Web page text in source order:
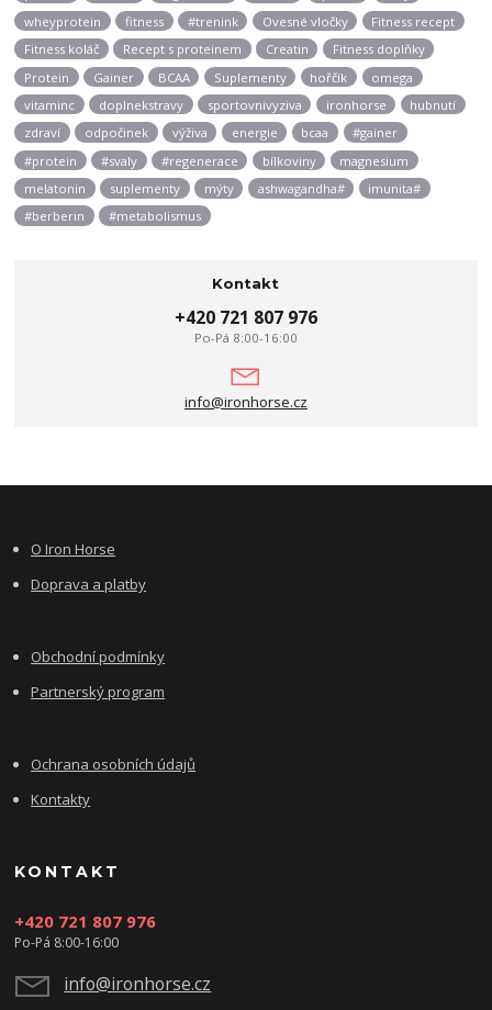
wheyprotein
fitness #trenink Ovesné vločky
Fitness recept
Fitness koláč
Recept s proteinem Creatin
Fitness doplňky
Protein
Gainer BCAA Suplementy hořčík
omega
vitaminc
doplnekstravy sportovnivyziva ironhorse
hubnutí
zdraví
odpočinek výživa energie bcaa
#gainer
#protein
#svaly #regenerace bílkoviny
magnesium
melatonin
suplementy mýty ashwagandha#
imunita#
#berberin
#metabolismus
Kontakt
+420 721 807 976
Po-Pá 8:00-16:00
info@ironhorse.cz
O Iron Horse
Doprava a platby
Obchodní podmínky
Partnerský program
Ochrana osobních údajů
Kontakty
KONTAKT
+420 721 807 976
Po-Pá 8:00-16:00
info@ironhorse.cz